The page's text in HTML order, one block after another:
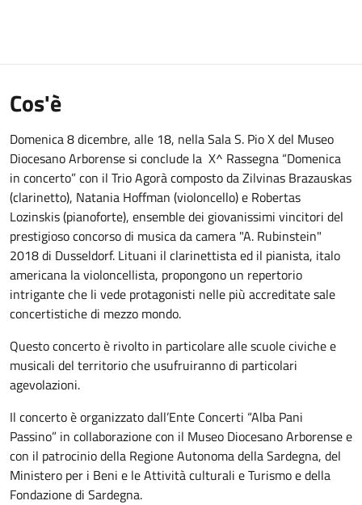
Cos'è
Domenica 8 dicembre, alle 18, nella Sala S. Pio X del Museo
Diocesano Arborense si conclude la X^ Rassegna “Domenica
in concerto” con il Trio Agorà composto da Zilvinas Brazauskas
(clarinetto), Natania Hoffman (violoncello) e Robertas
Lozinskis (pianoforte), ensemble dei giovanissimi vincitori del
prestigioso concorso di musica da camera "A. Rubinstein"
2018 di Dusseldorf. Lituani il clarinettista ed il pianista, italo
americana la violoncellista, propongono un repertorio
intrigante che li vede protagonisti nelle più accreditate sale
concertistiche di mezzo mondo.
Questo concerto è rivolto in particolare alle scuole civiche e
musicali del territorio che usufruiranno di particolari
agevolazioni.
Il concerto è organizzato dall’Ente Concerti “Alba Pani
Passino” in collaborazione con il Museo Diocesano Arborense e
con il patrocinio della Regione Autonoma della Sardegna, del
Ministero per i Beni e le Attività culturali e Turismo e della
Fondazione di Sardegna.